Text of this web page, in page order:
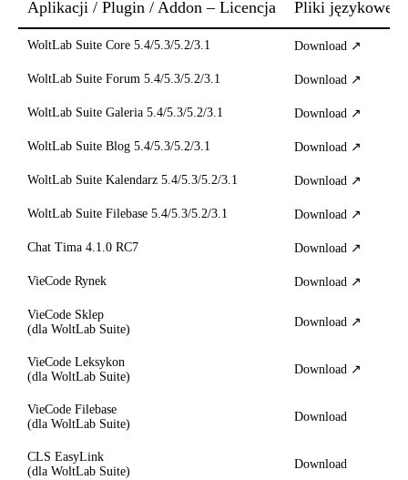
Aplikacji / Plugin / Addon – Licencja Pliki językowe
WoltLab Suite Core 5.4/5.3/5.2/3.1 Download
WoltLab Suite Forum 5.4/5.3/5.2/3.1 Download
WoltLab Suite Galeria 5.4/5.3/5.2/3.1 Download
WoltLab Suite Blog 5.4/5.3/5.2/3.1 Download
WoltLab Suite Kalendarz 5.4/5.3/5.2/3.1 Download
WoltLab Suite Filebase 5.4/5.3/5.2/3.1 Download
Chat Tima 4.1.0 RC7 Download
VieCode Rynek Download
VieCode Sklep
(dla WoltLab Suite)
Download
VieCode Leksykon
(dla WoltLab Suite)
Download
VieCode Filebase
(dla WoltLab Suite)
Download
CLS EasyLink
(dla WoltLab Suite)
Download